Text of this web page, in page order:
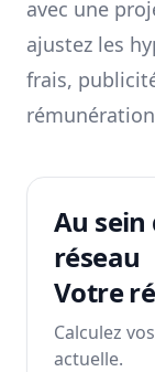
avec une
ajustez les
frais,
Au sein
réseau
Votre
Calculez
actuelle.